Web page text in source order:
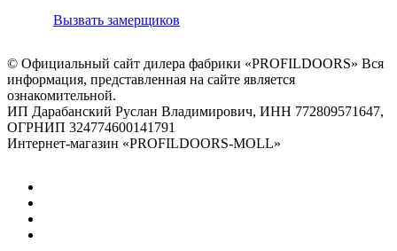
Вызвать замерщиков
© Официальный сайт дилера фабрики «PROFILDOORS» Вся
информация, представленная на сайте является
ознакомительной.
ИП Дарабанский Руслан Владимирович, ИНН 772809571647,
ОГРНИП 324774600141791
Интернет-магазин «PROFILDOORS-MOLL»